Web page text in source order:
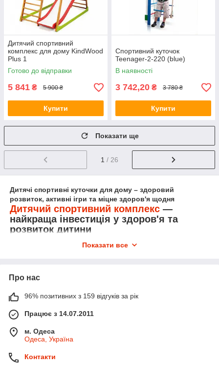
Дитячий спортивний
комплекс для дому KindWood
Plus 1
Готово до відправки
5 841 ₴ 5 900 ₴
Купити
Спортивний куточок
Teenager-2-220 (blue)
В наявності
3 742,20 ₴ 3 780 ₴
Купити
Показати ще
1 / 26
Дитячі спортивні куточки для дому – здоровий
розвиток, активні ігри та міцне здоров'я щодня
Дитячий спортивний комплекс —
найкраща інвестиція у здоров'я та
розвиток дитини
Дитячий спортивний куточок — це не просто домашній
зміцнює м'язи, розвиває координацію, рівновагу, гнучкість,
витривалість і впевненість у власних силах. Регулярні заняття
допомагають формувати правильну поставу, зміцнюють
опорно-руховий апарат та позитивно впливають на
загальний фізичний і психоемоційний розвиток.
планшетами та телевізором. Встановивши спортивний
куточок удома, ви створюєте альтернативу гаджетам і
даруєте дитині можливість активно рухатися щодня
незалежно від погоди чи пори року.
Показати все
Про нас
96% позитивних з 159 відгуків за рік
Працює з 14.07.2011
м. Одеса
Одеса, Україна
Контакти